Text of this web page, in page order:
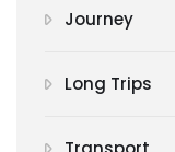
Journey
Long Trips